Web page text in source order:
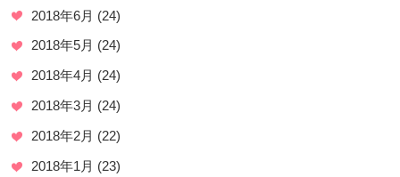
2018年6月 (24)
2018年5月 (24)
2018年4月 (24)
2018年3月 (24)
2018年2月 (22)
2018年1月 (23)